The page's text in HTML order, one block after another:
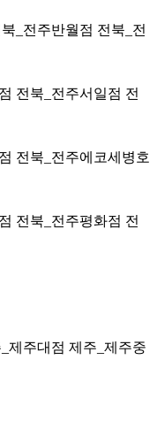
_전주반월점 전북_전
전북_전주서일점 전
전북_전주에코세병호
전북_전주평화점 전
제주대점 제주_제주중